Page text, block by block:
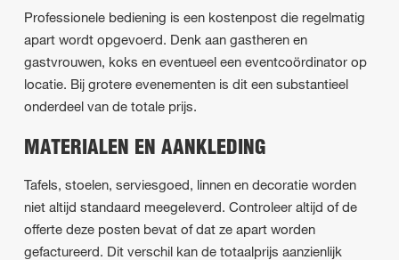
Professionele bediening is een kostenpost die regelmatig
apart wordt opgevoerd. Denk aan gastheren en
gastvrouwen, koks en eventueel een eventcoördinator op
locatie. Bij grotere evenementen is dit een substantieel
onderdeel van de totale prijs.
MATERIALEN EN AANKLEDING
Tafels, stoelen, serviesgoed, linnen en decoratie worden
niet altijd standaard meegeleverd. Controleer altijd of de
offerte deze posten bevat of dat ze apart worden
gefactureerd. Dit verschil kan de totaalprijs aanzienlijk